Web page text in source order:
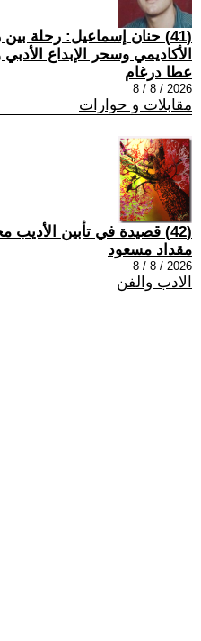
(41) حنان إسماعيل: رحلة
الأكاديمي وسحر الإبداع الأدبي
عطا درغام
2026 / 8 / 8
مقابلات و حوارات
(42) قصيدة في تأبين الأديب محمد عبد حسن
مقداد مسعود
2026 / 8 / 8
الادب والفن